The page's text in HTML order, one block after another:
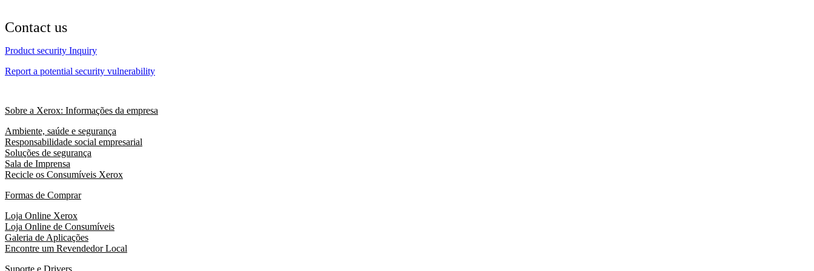
Contact us
Product security Inquiry
Report a potential security vulnerability
Sobre a Xerox: Informações da empresa
Ambiente, saúde e segurança
Responsabilidade social empresarial
Soluções de segurança
Sala de Imprensa
Recicle os Consumíveis Xerox
Formas de Comprar
Loja Online Xerox
Loja Online de Consumíveis
Galeria de Aplicações
Encontre um Revendedor Local